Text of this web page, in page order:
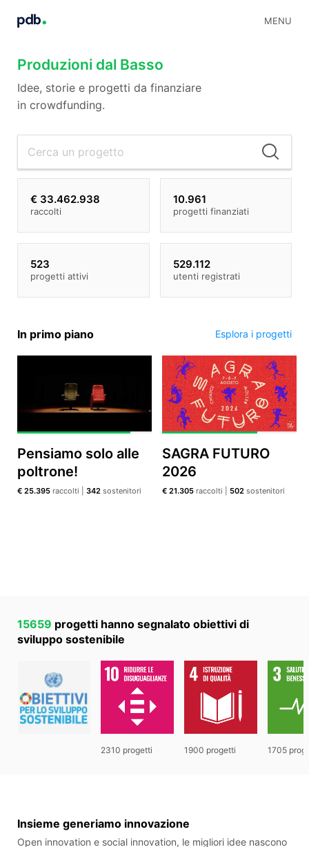
MENU
IT
EN
FR
ES
Produzioni dal Basso
Idee, storie e progetti da finanziare
in crowdfunding.
€ 33.462.938
raccolti
10.961
progetti finanziati
523
progetti attivi
529.112
utenti registrati
In primo piano Esplora i progetti
Pensiamo solo alle
poltrone!
€ 25.395 raccolti 342 sostenitori
SAGRA FUTURO
2026
€ 21.305 raccolti 502 sostenitori
15659 progetti hanno segnalato obiettivi di
sviluppo sostenibile
2310 progetti 1900 progetti 1705
Insieme generiamo innovazione
Open innovation e social innovation, le migliori idee nascono